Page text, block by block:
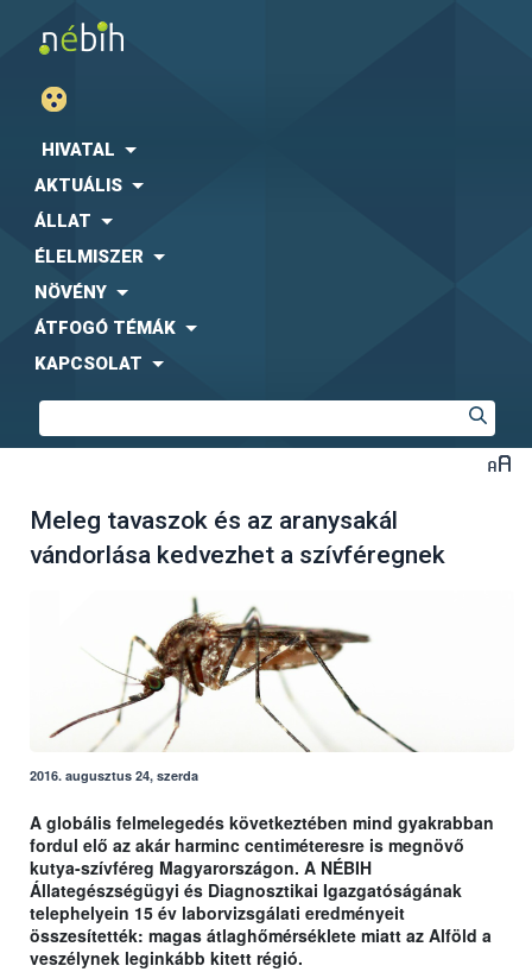
HIVATAL
AKTUÁLIS
ÁLLAT
ÉLELMISZER
NÖVÉNY
ÁTFOGÓ TÉMÁK
KAPCSOLAT
Meleg tavaszok és az aranysakál
vándorlása kedvezhet a szívféregnek
2016. augusztus 24, szerda
A globális felmelegedés következtében mind gyakrabban
fordul elő az akár harminc centiméteresre is megnövő
kutya-szívféreg Magyarországon. A NÉBIH
Állategészségügyi és Diagnosztikai Igazgatóságának
telephelyein 15 év laborvizsgálati eredményeit
összesítették: magas átlaghőmérséklete miatt az Alföld a
veszélynek leginkább kitett régió.